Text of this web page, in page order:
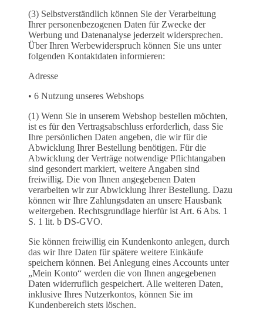
(3) Selbstverständlich können Sie der Verarbeitung
Ihrer personenbezogenen Daten für Zwecke der
Werbung und Datenanalyse jederzeit widersprechen.
Über Ihren Werbewiderspruch können Sie uns unter
folgenden Kontaktdaten informieren:
Adresse
• 6 Nutzung unseres Webshops
(1) Wenn Sie in unserem Webshop bestellen möchten,
ist es für den Vertragsabschluss erforderlich, dass Sie
Ihre persönlichen Daten angeben, die wir für die
Abwicklung Ihrer Bestellung benötigen. Für die
Abwicklung der Verträge notwendige Pflichtangaben
sind gesondert markiert, weitere Angaben sind
freiwillig. Die von Ihnen angegebenen Daten
verarbeiten wir zur Abwicklung Ihrer Bestellung. Dazu
können wir Ihre Zahlungsdaten an unsere Hausbank
weitergeben. Rechtsgrundlage hierfür ist Art. 6 Abs. 1
S. 1 lit. b DS-GVO.
Sie können freiwillig ein Kundenkonto anlegen, durch
das wir Ihre Daten für spätere weitere Einkäufe
speichern können. Bei Anlegung eines Accounts unter
„Mein Konto“ werden die von Ihnen angegebenen
Daten widerruflich gespeichert. Alle weiteren Daten,
inklusive Ihres Nutzerkontos, können Sie im
Kundenbereich stets löschen.